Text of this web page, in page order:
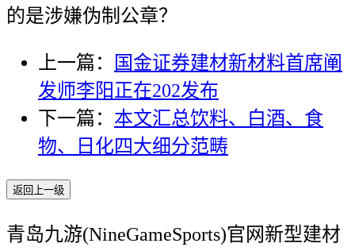
的是涉嫌伪制公章？
上一篇：
国金证券建材新材料首席阐
发师李阳正在202发布
下一篇： 本文汇总饮料、白酒、食
物、日化四大细分范畴
返回上一级
青岛九游(NineGameSports)官网新型建材